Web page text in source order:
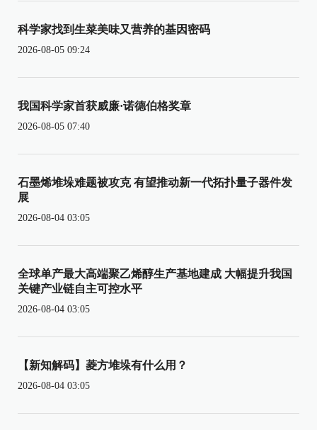
科学家找到生菜美味又营养的基因密码
2026-08-05 09:24
我国科学家首获威廉·诺德伯格奖章
2026-08-05 07:40
石墨烯堆垛难题被攻克 有望推动新一代拓扑量子器件发
展
2026-08-04 03:05
全球单产最大高端聚乙烯醇生产基地建成 大幅提升我国
关键产业链自主可控水平
2026-08-04 03:05
【新知解码】菱方堆垛有什么用？
2026-08-04 03:05